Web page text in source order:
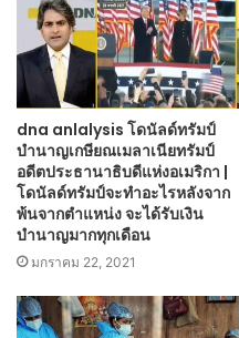
dna anlalysis โดนัลด์ทรัมป์
บำนาญเกษียณเมลาเนียทรัมป์
อดีตประธานาธิบดีแห่งอเมริกา |
โดนัลด์ทรัมป์จะทำอะไรหลังจาก
พ้นจากตำแหน่ง จะได้รับเงิน
บำนาญมากทุกเดือน
มกราคม 22, 2021